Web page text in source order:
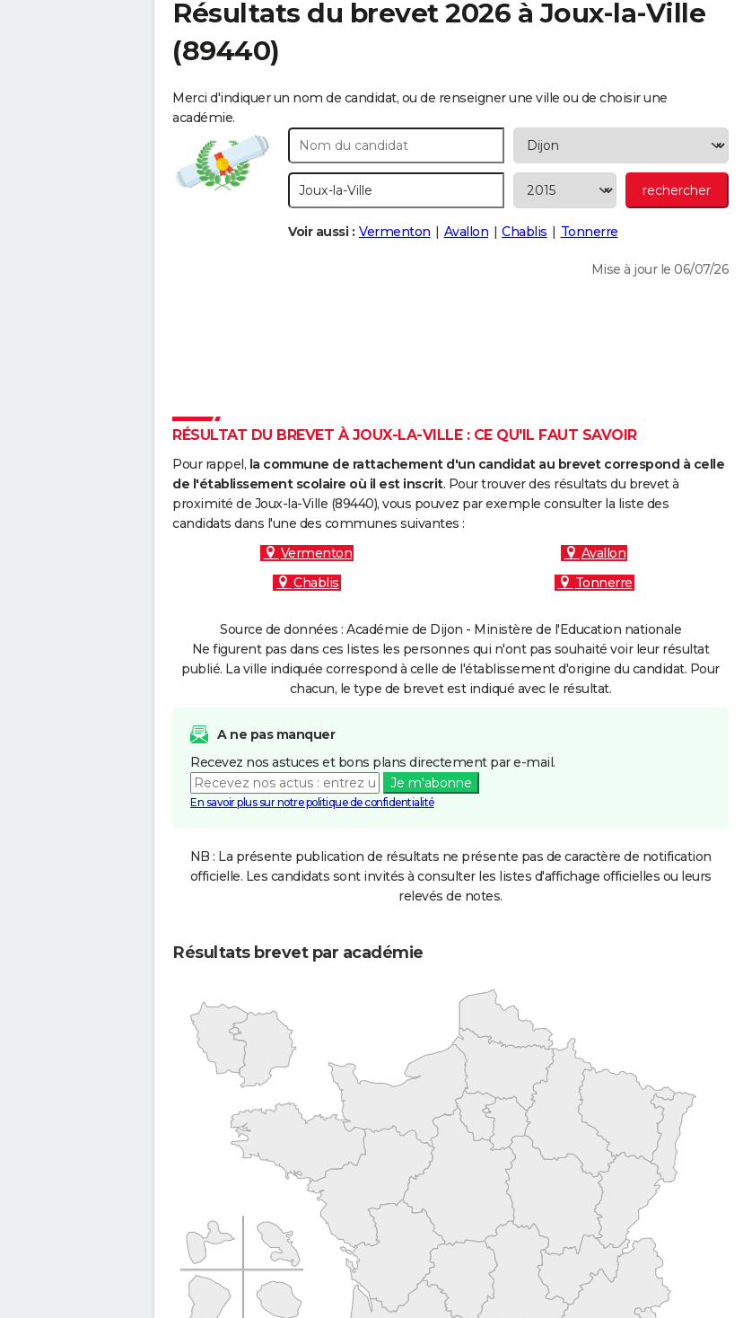
Résultats du brevet 2026 àJoux-la-Ville
(89440)
Merci d'indiquer un nom de candidat, ou de renseigner une ville ou de choisir une
académie.
Voir aussi : Vermenton Avallon Chablis Tonnerre
Mise à jour le 06/07/26
RÉSULTAT DU BREVET À JOUX-LA-VILLE : CE QU'IL FAUT SAVOIR
Pour rappel, la commune de rattachement d'un candidat au brevet correspond à celle
de l'établissement scolaire où il est inscrit. Pour trouver des résultats du brevet à
proximité de Joux-la-Ville (89440), vous pouvez par exemple consulter la liste des
candidats dans l'une des communes suivantes :
Vermenton
Avallon
Chablis
Tonnerre
Source de données : Académie de Dijon - Ministère de l'Education nationale
Ne figurent pas dans ces listes les personnes qui n'ont pas souhaité voir leur résultat
publié. La ville indiquée correspond à celle de l'établissement d'origine du candidat. Pour
chacun, le type de brevet est indiqué avec le résultat.
A ne pas manquer
Recevez nos astuces et bons plans directement par e-mail.
Je m'abonne
En savoir plus sur notre politique de confidentialité
NB : La présente publication de résultats ne présente pas de caractère de notification
officielle. Les candidats sont invités à consulter les listes d'affichage officielles ou leurs
relevés de notes.
Résultats brevet par académie